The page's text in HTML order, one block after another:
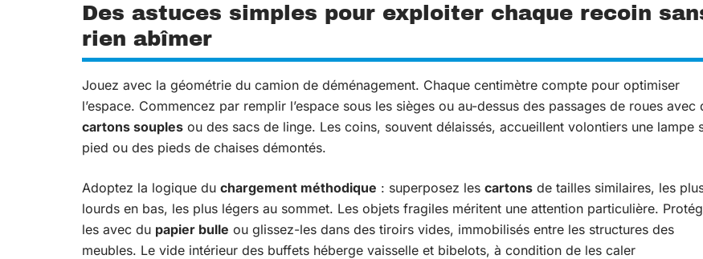
Des astuces simples pour exploiter chaque recoin
rien abîmer
Jouez avec la géométrie du camion de déménagement. Chaque centimètre compte pour optimiser
l’espace. Commencez par remplir l’espace sous les sièges ou au-dessus des passages de roues avec
cartons souples ou des sacs de linge. Les coins, souvent délaissés, accueillent volontiers une lampe
pied ou des pieds de chaises démontés.
Adoptez la logique du chargement méthodique : superposez les cartons de tailles similaires, les
lourds en bas, les plus légers au sommet. Les objets fragiles méritent une attention particulière.
les avec du papier bulle ou glissez-les dans des tiroirs vides, immobilisés entre les structures des
meubles. Le vide intérieur des buffets héberge vaisselle et bibelots, à condition de les caler